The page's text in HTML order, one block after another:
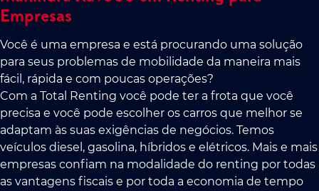
Empresas
Você é uma empresa e está procurando uma solução
para seus problemas de mobilidade da maneira mais
fácil, rápida e com poucas operações?
Com a Total Renting você pode ter a frota que você
precisa e você pode escolher os carros que melhor se
adaptam às suas exigências de negócios. Temos
veículos diesel, gasolina, híbridos e elétricos. Mais e mais
empresas confiam na modalidade do renting por todas
as vantagens fiscais e por toda a economia de tempo